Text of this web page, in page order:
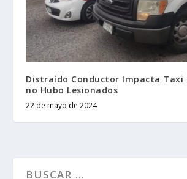
Distraído Conductor Impacta Taxi
no Hubo Lesionados
22 de mayo de 2024